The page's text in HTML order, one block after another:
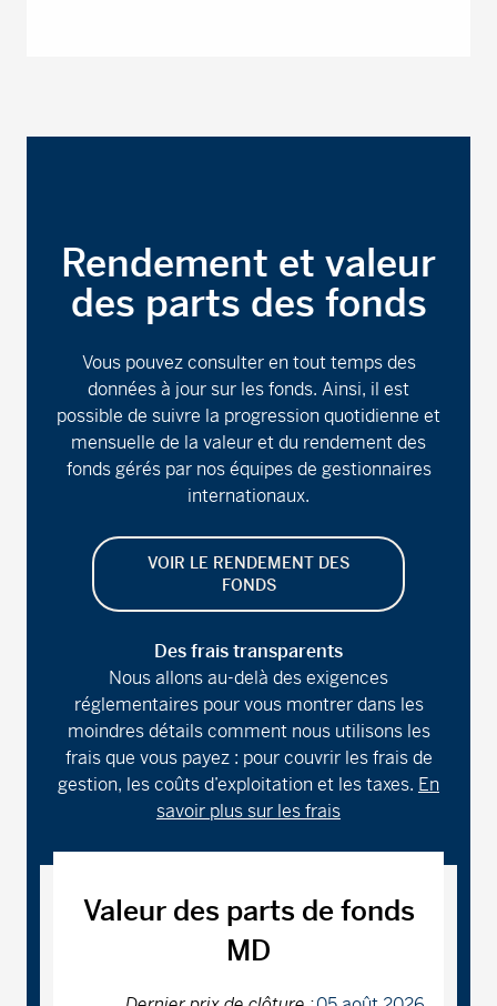
Rendement et valeur
des parts des fonds
Vous pouvez consulter en tout temps des
données à jour sur les fonds. Ainsi, il est
possible de suivre la progression quotidienne et
mensuelle de la valeur et du rendement des
fonds gérés par nos équipes de gestionnaires
internationaux.
VOIR LE RENDEMENT DES
FONDS
Des frais transparents
Nous allons au-delà des exigences
réglementaires pour vous montrer dans les
moindres détails comment nous utilisons les
frais que vous payez : pour couvrir les frais de
gestion, les coûts d’exploitation et les taxes. En
savoir plus sur les frais
Valeur des parts de fonds
MD